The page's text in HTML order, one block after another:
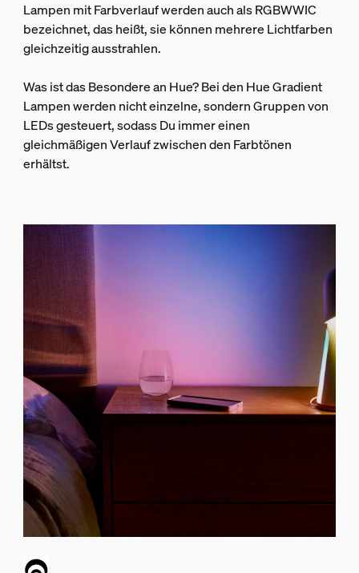
Lampen mit Farbverlauf werden auch als RGBWWIC
bezeichnet, das heißt, sie können mehrere Lichtfarben
gleichzeitig ausstrahlen.
Was ist das Besondere an Hue? Bei den Hue Gradient
Lampen werden nicht einzelne, sondern Gruppen von
LEDs gesteuert, sodass Du immer einen
gleichmäßigen Verlauf zwischen den Farbtönen
erhältst.